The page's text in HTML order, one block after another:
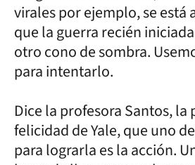
virales por ejemplo, se está
que la guerra recién
otro cono de sombra.
para intentarlo.
Dice la profesora Santos, la
felicidad de Yale, que uno
para lograrla es la acción.